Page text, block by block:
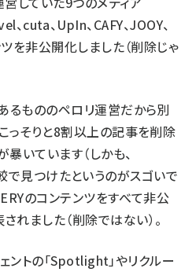
、cuta、UpIn、CAFY、JOOY、
を非公開化しました（削除じゃ
るもののペロリ運営だから別
こっそりと8割以上の記事を削除
暴いています（しかも、
見つけたというのがスゴいで
のコンテンツをすべて非公
れました（削除ではない）。
ントの「Spotlight」やリクルー